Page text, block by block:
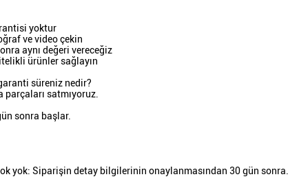
yoktur
ve video çekin
aynı değeri vereceğiz
ürünler sağlayın
süreniz nedir?
parçaları satmıyoruz.
sonra başlar.
yok: Siparişin detay bilgilerinin onaylanmasından 30 gün sonra.